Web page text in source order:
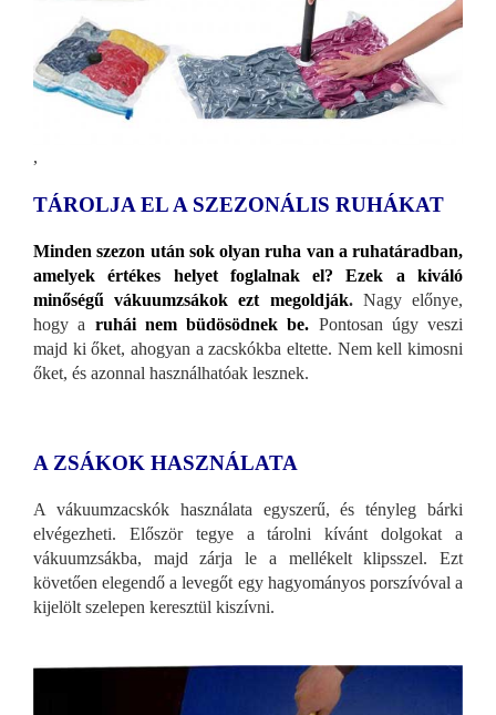
,
TÁROLJA EL A SZEZONÁLIS RUHÁKAT
Minden szezon után sok olyan ruha van a ruhatáradban,
amelyek értékes helyet foglalnak el? Ezek a kiváló
minőségű vákuumzsákok ezt megoldják.Nagy előnye,
hogy a ruhái nem büdösödnek be. Pontosan úgy veszi
majd ki őket, ahogyan a zacskókba eltette. Nem kell kimosni
őket, és azonnal használhatóak lesznek.
A ZSÁKOK HASZNÁLATA
A vákuumzacskók használata egyszerű, és tényleg bárki
elvégezheti. Először tegye a tárolni kívánt dolgokat a
vákuumzsákba, majd zárja le a mellékelt klipsszel. Ezt
követően elegendő a levegőt egy hagyományos porszívóval a
kijelölt szelepen keresztül kiszívni.